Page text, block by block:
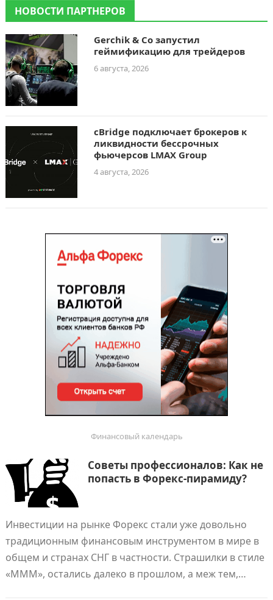
НОВОСТИ ПАРТНЕРОВ
Gerchik & Co запустил
геймификацию для трейдеров
6 августа, 2026
cBridge подключает брокеров к
ликвидности бессрочных
фьючерсов LMAX Group
4 августа, 2026
Финансовый календарь
Советы профессионалов: Как не
попасть в Форекс-пирамиду?
Инвестиции на рынке Форекс стали уже довольно
традиционным финансовым инструментом в мире в
общем и странах СНГ в частности. Страшилки в стиле
«МММ», остались далеко в прошлом, а меж тем,…